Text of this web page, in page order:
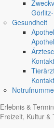
Gesundheit
Erlebnis &
Freizeit, Kultur &